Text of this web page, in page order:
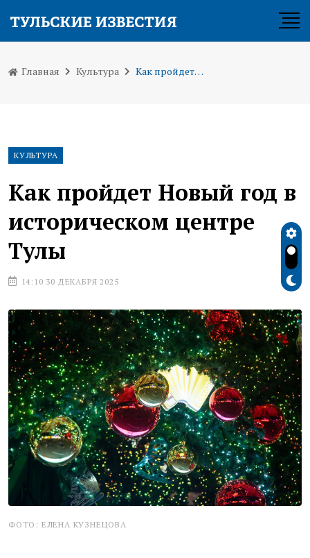
Главная Культура Как пройдет Новый год в историческом центре Тулы
КУЛЬТУРА
Как пройдет Новый год в
историческом центре
Тулы
14:10 30 ДЕКАБРЯ 2025
ФОТО: ЕЛЕНА КУЗНЕЦОВА